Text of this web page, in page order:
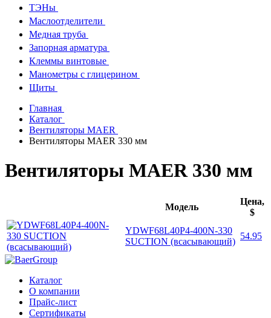
ТЭНы
Маслоотделители
Медная труба
Запорная арматура
Клеммы винтовые
Манометры с глицерином
Щиты
Главная
Каталог
Вентиляторы MAER
Вентиляторы MAER 330 мм
Вентиляторы MAER 330 мм
Модель
Цена,
$
YDWF68L40P4-400N-330
SUCTION (всасывающий)
54.95
Каталог
О компании
Прайс-лист
Сертификаты